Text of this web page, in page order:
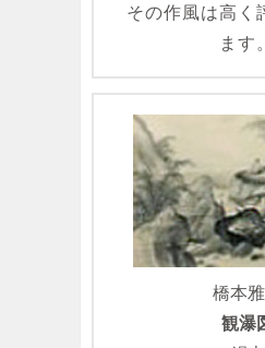
その作風は高く
ます。
橋本
観瀑